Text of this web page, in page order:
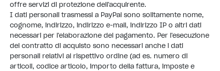
offre servizi di protezione dell'acquirente.
I dati personali trasmessi a PayPal sono solitamente nome,
cognome, indirizzo, indirizzo e-mail, indirizzo IP o altri dati
necessari per l'elaborazione del pagamento. Per l'esecuzione
del contratto di acquisto sono necessari anche i dati
personali relativi al rispettivo ordine (ad es. numero di
articoli, codice articolo, importo della fattura, imposte e